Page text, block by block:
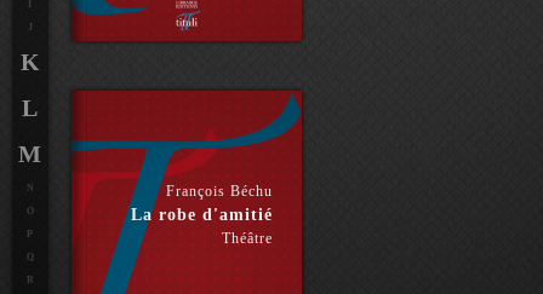
François Béchu
La robe d'amitié
Théâtre
J
K
L
M
N
O
P
Q
R